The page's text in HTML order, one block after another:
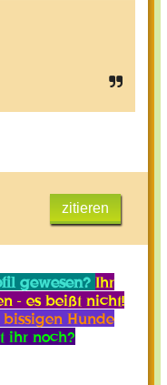
zitieren
gewesen? Ihr
- es beißt nicht!
Hunde
ihr noch?